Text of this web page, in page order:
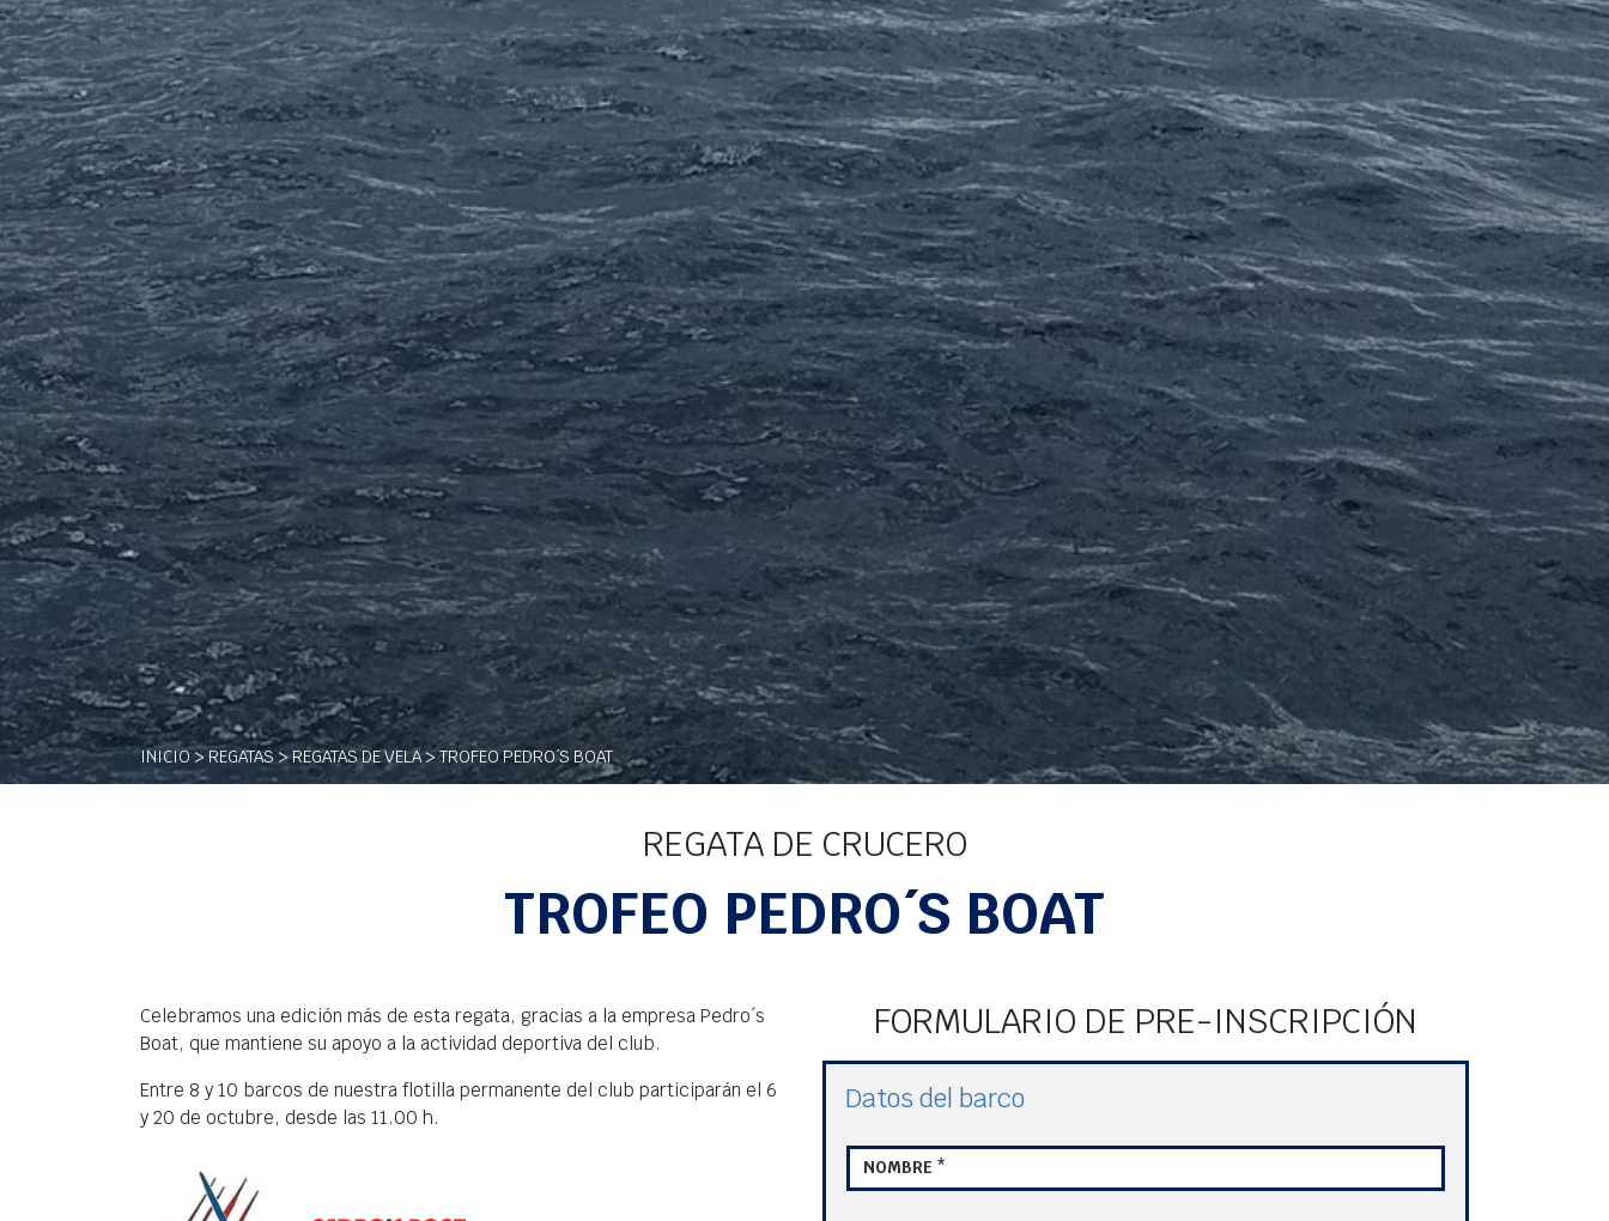
INICIO>REGATAS >REGATAS DE VELA > TROFEO PEDRO´S BOAT
REGATA DE CRUCERO
​TROFEO PEDRO´S BOAT
Celebramos una edición más de esta regata, gracias a la empresa Pedro´s
Boat, que mantiene su apoyo a la actividad deportiva del club.
Entre 8 y 10 barcos de nuestra flotilla permanente del club participarán el 6
y 20 de octubre, desde las 11.00 h.
FORMULARIO DE PRE-INSCRIPCIÓN
Datos del barco
NOMBRE *